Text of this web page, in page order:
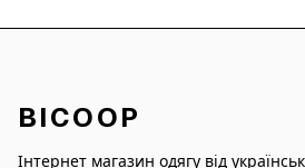
BICOOP
Інтернет магазин одягу від